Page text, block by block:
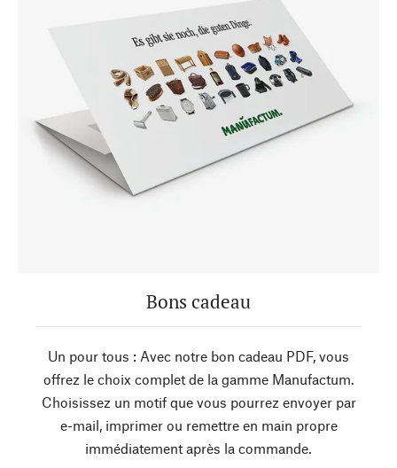
Bons cadeau
Un pour tous : Avec notre bon cadeau PDF, vous
offrez le choix complet de la gamme Manufactum.
Choisissez un motif que vous pourrez envoyer par
e-mail, imprimer ou remettre en main propre
immédiatement après la commande.